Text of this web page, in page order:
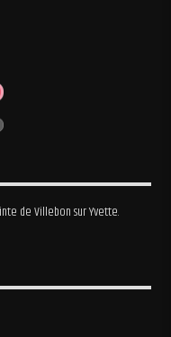
de Villebon sur Yvette.